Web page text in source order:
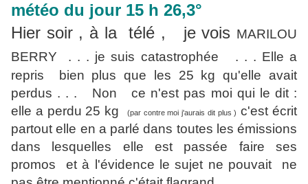
météo du jour 15 h 26,3°
Hier soir , à la télé , je vois MARILOU
BERRY . . . je suis catastrophée . . . Elle a
repris bien plus que les 25 kg qu'elle avait
perdus . . . Non ce n'est pas moi qui le dit :
elle a perdu 25 kg
(par contre moi j'aurais dit plus ) c'est écrit
partout elle en a parlé dans toutes les émissions
dans lesquelles elle est passée faire ses
promos et à l'évidence le sujet ne pouvait ne